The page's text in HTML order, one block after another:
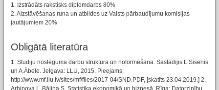
1. Izstrādāts rakstisks diplomdarbs 80%
2. Aizstāvēšanas runa un atbildes uz Valsts pārbaudījumu komisijas
jautājumiem 20%
Obligātā literatūra
1. Studiju noslēguma darbu struktūra un noformēšana. Sastādījis L.Sisenis
un A.Ābele. Jelgava: LLU, 2015. Pieejams:
http://www.mf.llu.lv/sites/mf/files/2017-04/SND.PDF, [skatīts 23.04.2019.] 2.
Arhipova I., Bāliņa S. Statistika ekonomikā un biznesā. Rīga: Datorzinību